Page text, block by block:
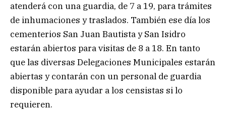
atenderá con una guardia, de 7 a 19, para trámites
de inhumaciones y traslados. También ese día los
cementerios San Juan Bautista y San Isidro
estarán abiertos para visitas de 8 a 18. En tanto
que las diversas Delegaciones Municipales estarán
abiertas y contarán con un personal de guardia
disponible para ayudar a los censistas si lo
requieren.